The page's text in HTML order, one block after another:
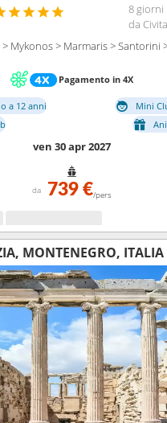
8 giorni
da
Mykonos > Marmaris > Santorini
Pagamento in 4X
a 12 anni
Mini
ven 30 apr 2027
da 739 €/pers
MONTENEGRO, ITALIA